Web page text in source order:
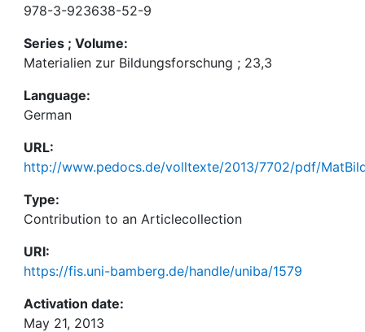
978-3-923638-52-9
Series ; Volume:
Materialien zur Bildungsforschung ; 23,3
Language:
German
URL:
http://www.pedocs.de/volltexte/2013/7702/pdf/
Type:
Contribution to an Articlecollection
URI:
https://fis.uni-bamberg.de/handle/uniba/1579
Activation date:
May 21, 2013